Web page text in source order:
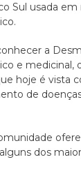
Sul usada em
a
e
hoje é vista
de
dos